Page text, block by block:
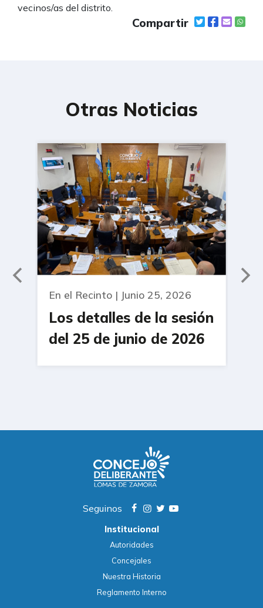
vecinos/as del distrito.
Compartir
Otras Noticias
En el Recinto | Junio 25, 2026
Los detalles de la sesión
del 25 de junio de 2026
Seguinos
Institucional
Autoridades
Concejales
Nuestra Historia
Reglamento Interno